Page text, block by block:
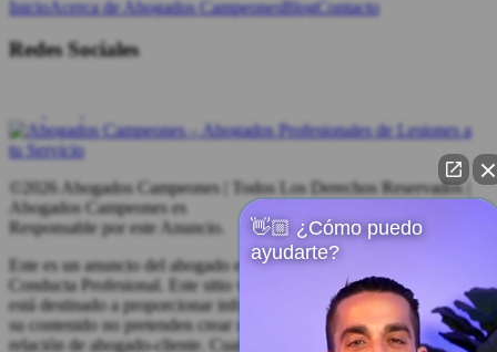
InicioAcerca de Abogados CampeonesBlogContacto
Redes Sociales
©2026 Abogados Campeones | Todos Los Derechos Reservados |
Abogados Campeones es
Responsable por este Anuncio.
Este es un anuncio del abogado en cumplimiento con las Reglas de
Conducta Profesional. Este sitio web
está destinado a proporcionar información general. Este sitio web y
su contenido no pretenden crear una
relación de abogado-cliente. Cualquier testimonio o respaldo en este
👋🏼 ¿Cómo puedo
ayudarte?